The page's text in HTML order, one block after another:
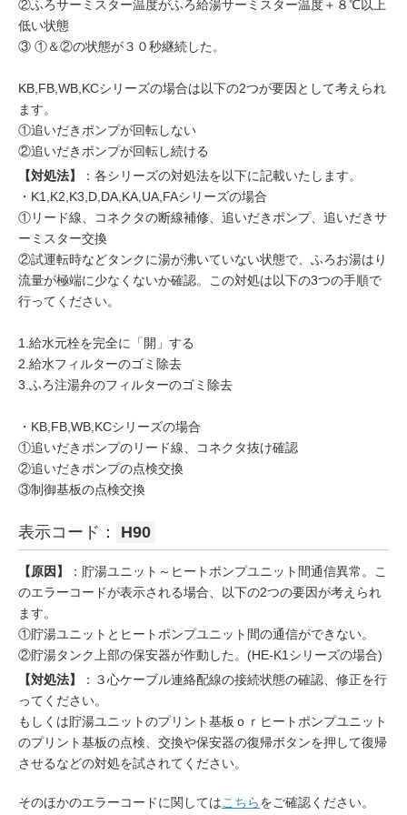
②ふろサーミスター温度がふろ給湯サーミスター温度＋８℃以上
低い状態
③ ①＆②の状態が３０秒継続した。
KB,FB,WB,KCシリーズの場合は以下の2つが要因として考えられ
ます。
①追いだきポンプが回転しない
②追いだきポンプが回転し続ける
【対処法】
：各シリーズの対処法を以下に記載いたします。
・K1,K2,K3,D,DA,KA,UA,FAシリーズの場合
①リード線、コネクタの断線補修、追いだきポンプ、追いだきサ
ーミスター交換
②試運転時などタンクに湯が沸いていない状態で、ふろお湯はり
流量が極端に少なくないか確認。この対処は以下の3つの手順で
行ってください。
1.給水元栓を完全に「開」する
2.給水フィルターのゴミ除去
3.ふろ注湯弁のフィルターのゴミ除去
・KB,FB,WB,KCシリーズの場合
①追いだきポンプのリード線、コネクタ抜け確認
②追いだきポンプの点検交換
③制御基板の点検交換
表示コード： H90
【原因】
：貯湯ユニット～ヒートポンプユニット間通信異常。こ
のエラーコードが表示される場合、以下の2つの要因が考えられ
ます。
①貯湯ユニットとヒートポンプユニット間の通信ができない。
②貯湯タンク上部の保安器が作動した。(HE-K1シリーズの場合)
【対処法】
：３心ケーブル連絡配線の接続状態の確認、修正を行
ってください。
もしくは貯湯ユニットのプリント基板ｏｒヒートポンプユニット
のプリント基板の点検、交換や保安器の復帰ボタンを押して復帰
させるなどの対処を試されてください。
そのほかのエラーコードに関してはこちらをご確認ください。